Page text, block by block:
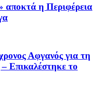
η Περιφέρεια
Αφγανός για τη
Επικαλέστηκε το